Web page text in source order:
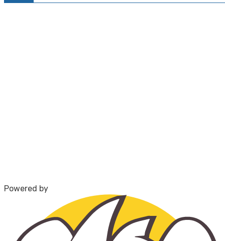
Powered by